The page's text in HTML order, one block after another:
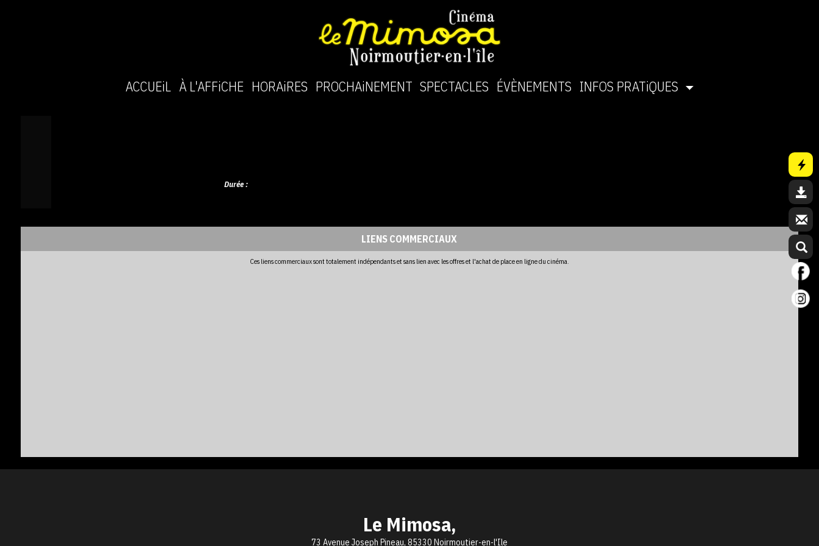
ACCUEiL À L'AFFiCHE HORAiRES PROCHAiNEMENT SPECTACLES ÉVÈNEMENTS INFOS PRATiQUES
Durée :
LIENS COMMERCIAUX
Ces liens commerciaux sont totalement indépendants et sans lien avec les offres et l'achat de place en ligne du cinéma.
Le Mimosa,
73 Avenue Joseph Pineau, 85330 Noirmoutier-en-l'Ile